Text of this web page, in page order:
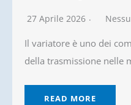
27 Aprile 2026
Il variatore è uno dei
della trasmissione nelle
READ MORE